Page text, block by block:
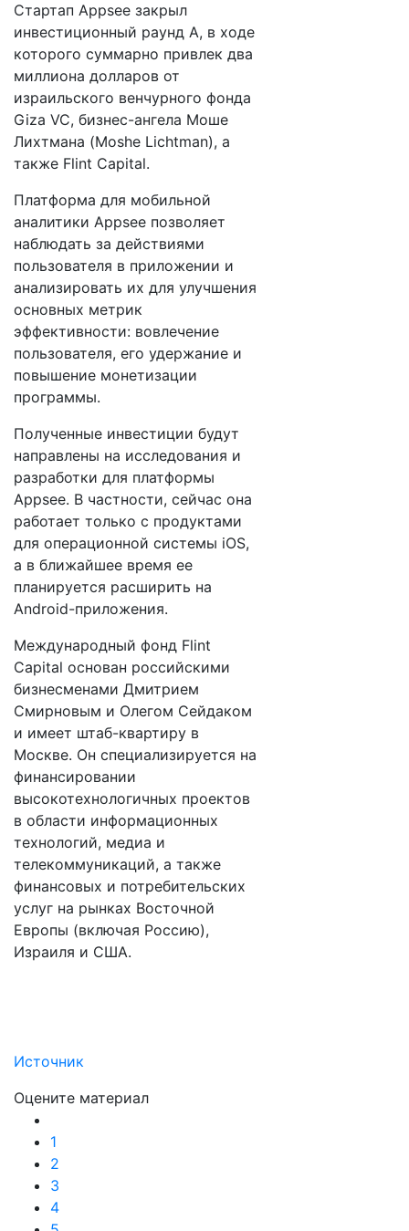
Стартап Appsee закрыл
инвестиционный раунд А, в ходе
которого суммарно привлек два
миллиона долларов от
израильского венчурного фонда
Giza VC, бизнес-ангела Моше
Лихтмана (Moshe Lichtman), а
также Flint Capital.
Платформа для мобильной
аналитики Appsee позволяет
наблюдать за действиями
пользователя в приложении и
анализировать их для улучшения
основных метрик
эффективности: вовлечение
пользователя, его удержание и
повышение монетизации
программы.
Полученные инвестиции будут
направлены на исследования и
разработки для платформы
Appsee. В частности, сейчас она
работает только с продуктами
для операционной системы iOS,
а в ближайшее время ее
планируется расширить на
Android-приложения.
Международный фонд Flint
Capital основан российскими
бизнесменами Дмитрием
Смирновым и Олегом Сейдаком
и имеет штаб-квартиру в
Москве. Он специализируется на
финансировании
высокотехнологичных проектов
в области информационных
технологий, медиа и
телекоммуникаций, а также
финансовых и потребительских
услуг на рынках Восточной
Европы (включая Россию),
Израиля и США.
Источник
Оцените материал
1
2
3
4